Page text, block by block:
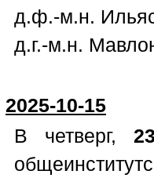
д.ф.-м.н.
д.г.-м.н.
2025-10-15
В четверг,